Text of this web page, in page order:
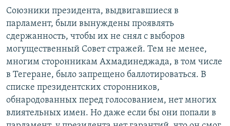
Союзники президента, выдвигавшиеся в
парламент, были вынуждены проявлять
сдержанность, чтобы их не снял с выборов
могущественный Совет стражей. Тем не менее,
многим сторонникам Ахмадинеджада, в том числе
в Тегеране, было запрещено баллотироваться. В
списке президентских сторонников,
обнародованных перед голосованием, нет многих
влиятельных имен. Но даже если бы они попали в